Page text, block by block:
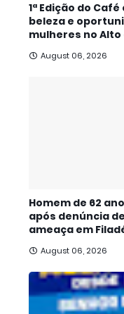
1ª Edição do
beleza e
mulheres no
August 06, 2026
Homem de 62
após denúncia
ameaça em
August 06, 2026